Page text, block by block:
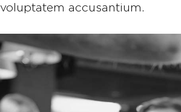
voluptatem accusantium.